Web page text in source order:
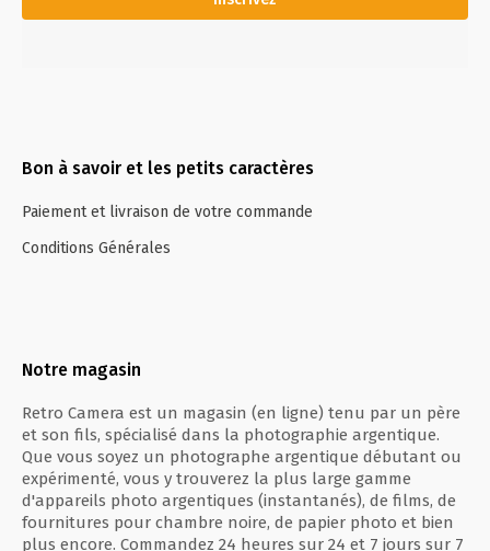
Bon à savoir et les petits caractères
Paiement et livraison de votre commande
Conditions Générales
Notre magasin
Retro Camera est un magasin (en ligne) tenu par un père
et son fils, spécialisé dans la photographie argentique.
Que vous soyez un photographe argentique débutant ou
expérimenté, vous y trouverez la plus large gamme
d'appareils photo argentiques (instantanés), de films, de
fournitures pour chambre noire, de papier photo et bien
plus encore. Commandez 24 heures sur 24 et 7 jours sur 7